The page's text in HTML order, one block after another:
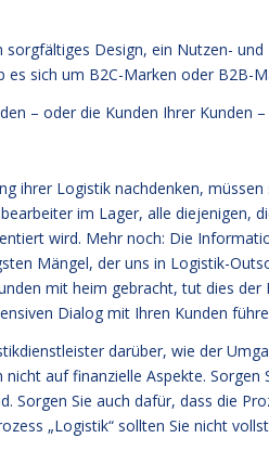
Design, ein Nutzen-
es sich um B2C-Marken oder B2B-
– oder die Kunden Ihrer Kunden
ihrer Logistik nachdenken,
im Lager, alle diejenigen,
wird. Mehr noch: Die
Mängel, der uns in Logistik-
mit heim gebracht, tut dies der
Dialog mit Ihren Kunden
darüber, wie der
nicht auf finanzielle Aspekte.
Sorgen Sie auch dafür, dass die
„Logistik“ sollten Sie nicht